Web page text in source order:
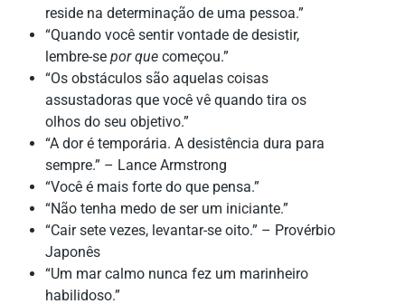
reside na determinação de uma pessoa.”
“Quando você sentir vontade de desistir,
lembre-se por que começou.”
“Os obstáculos são aquelas coisas
assustadoras que você vê quando tira os
olhos do seu objetivo.”
“A dor é temporária. A desistência dura para
sempre.” – Lance Armstrong
“Você é mais forte do que pensa.”
“Não tenha medo de ser um iniciante.”
“Cair sete vezes, levantar-se oito.” – Provérbio
Japonês
“Um mar calmo nunca fez um marinheiro
habilidoso.”